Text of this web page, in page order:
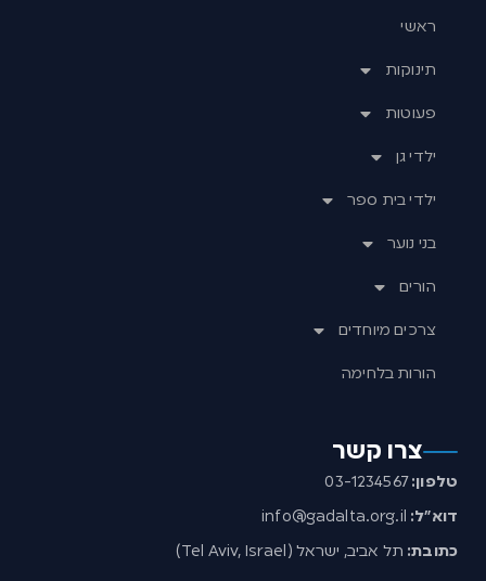
ראשי
תינוקות
פעוטות
ילדי גן
ילדי בית ספר
בני נוער
הורים
צרכים מיוחדים
הורות בלחימה
צרו קשר
טלפון:03-1234567
דוא”ל: info@gadalta.org.il
כתובת: תל אביב, ישראל (Tel Aviv, Israel)